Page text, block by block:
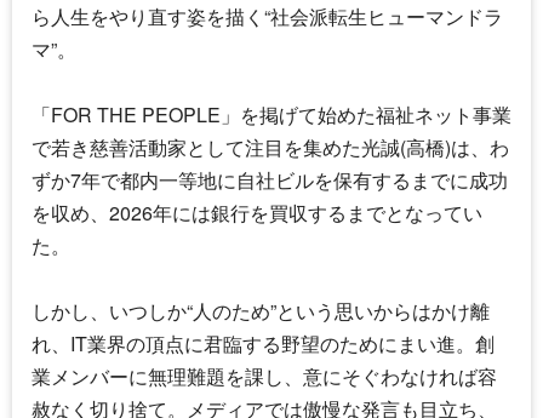
ら人生をやり直す姿を描く“社会派転生ヒューマンドラ
マ”。
「FOR THE PEOPLE」を掲げて始めた福祉ネット事業
で若き慈善活動家として注目を集めた光誠(高橋)は、わ
ずか7年で都内一等地に自社ビルを保有するまでに成功
を収め、2026年には銀行を買収するまでとなってい
た。
しかし、いつしか“人のため”という思いからはかけ離
れ、IT業界の頂点に君臨する野望のためにまい進。創
業メンバーに無理難題を課し、意にそぐわなければ容
赦なく切り捨て。メディアでは傲慢な発言も目立ち、